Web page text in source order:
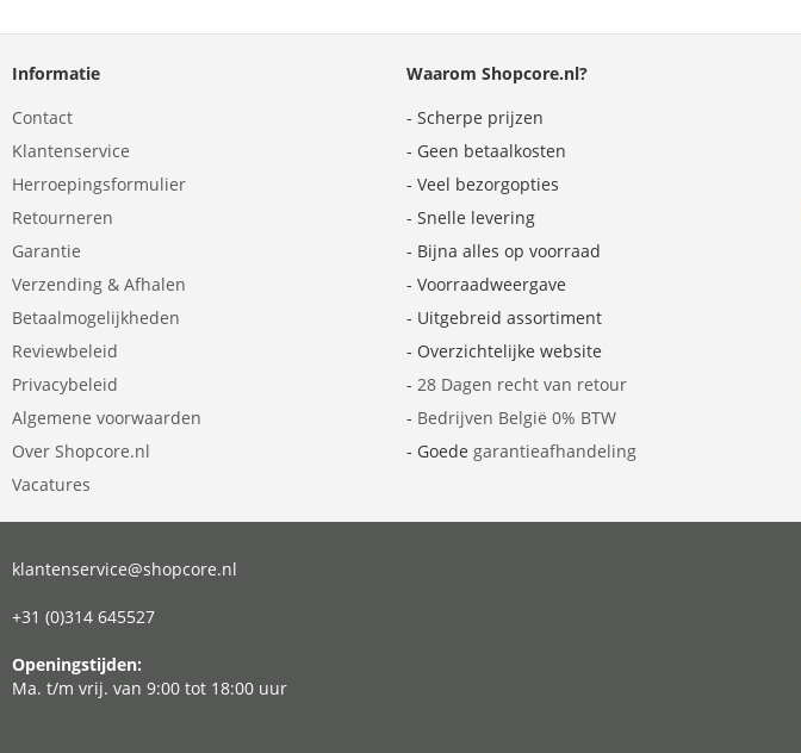
Informatie
Contact
Klantenservice
Herroepingsformulier
Retourneren
Garantie
Verzending & Afhalen
Betaalmogelijkheden
Reviewbeleid
Privacybeleid
Algemene voorwaarden
Over Shopcore.nl
Vacatures
Waarom Shopcore.nl?
- Scherpe prijzen
- Geen betaalkosten
- Veel bezorgopties
- Snelle levering
- Bijna alles op voorraad
- Voorraadweergave
- Uitgebreid assortiment
- Overzichtelijke website
- 28 Dagen recht van retour
- Bedrijven België 0% BTW
- Goede garantieafhandeling
klantenservice@shopcore.nl
+31 (0)314 645527
Openingstijden:
Ma. t/m vrij. van 9:00 tot 18:00 uur